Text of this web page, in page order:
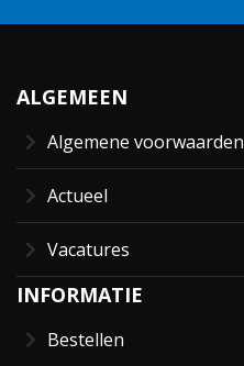
ALGEMEEN
Algemene voorwaarden
Actueel
Vacatures
INFORMATIE
Bestellen